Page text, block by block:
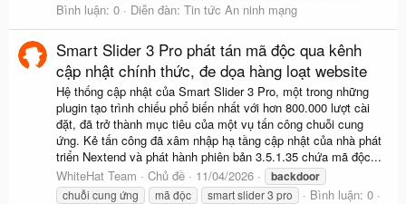
Bình luận: 0 Diễn đàn: Tin tức An ninh mạng
Smart Slider 3 Pro phát tán mã độc qua kênh
cập nhật chính thức, đe dọa hàng loạt website
Hệ thống cập nhật của Smart Slider 3 Pro, một trong những
plugin tạo trình chiếu phổ biến nhất với hơn 800.000 lượt cài
đặt, đã trở thành mục tiêu của một vụ tấn công chuỗi cung
ứng. Kẻ tấn công đã xâm nhập hạ tầng cập nhật của nhà phát
triển Nextend và phát hành phiên bản 3.5.1.35 chứa mã độc...
WhiteHat Team
Chủ đề 11/04/2026 backdoor
chuỗi cung ứng mã độc smart slider 3 pro
Bình luận: 0